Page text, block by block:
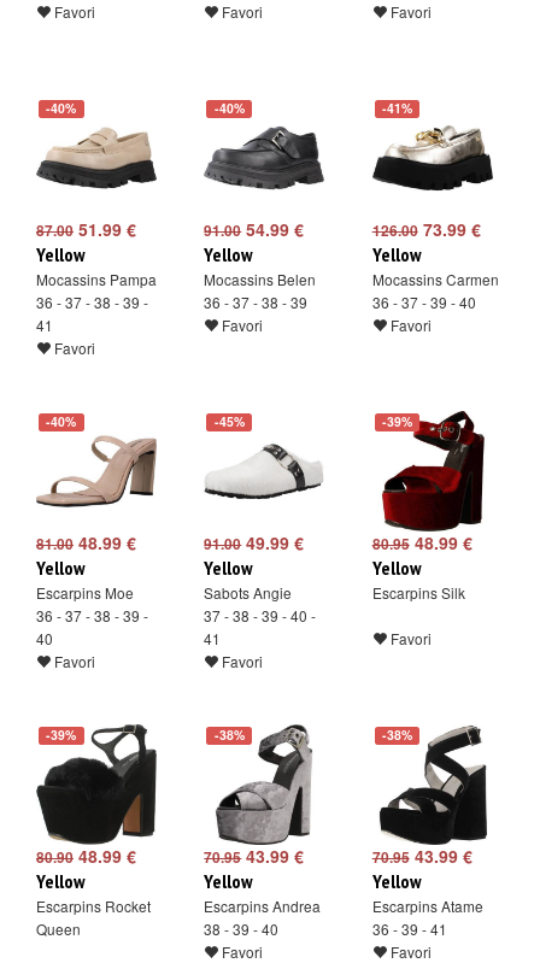
Favori
Favori
Favori
-40%
87.00 51.99 €
Yellow
Mocassins Pampa
36 - 37 - 38 - 39 -
41
Favori
-40%
91.0054.99 €
Yellow
Mocassins Belen
36 - 37 - 38 - 39
Favori
-41%
126.0073.99 €
Yellow
Mocassins Carmen
36 - 37 - 39 - 40
Favori
-40%
81.00 48.99 €
Yellow
Escarpins Moe
36 - 37 - 38 - 39 -
40
Favori
-45%
91.0049.99 €
Yellow
Sabots Angie
37 - 38 - 39 - 40 -
41
Favori
-39%
80.9548.99 €
Yellow
Escarpins Silk
Favori
-39%
80.90 48.99 €
Yellow
Escarpins Rocket
Queen
-38%
70.9543.99 €
Yellow
Escarpins Andrea
38 - 39 - 40
Favori
-38%
70.9543.99 €
Yellow
Escarpins Atame
36 - 39 - 41
Favori